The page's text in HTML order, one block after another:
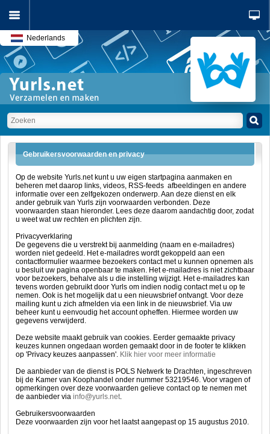
Nederlands
Gebruikersvoorwaarden en privacy
Op de website Yurls.net kunt u uw eigen startpagina aanmaken en
beheren met daarop links, videos, RSS-feeds afbeeldingen en andere
informatie over een zelfgekozen onderwerp. Aan deze dienst en elk
ander gebruik van Yurls zijn voorwaarden verbonden. Deze
voorwaarden staan hieronder. Lees deze daarom aandachtig door, zodat
u weet wat uw rechten en plichten zijn.
Privacyverklaring
De gegevens die u verstrekt bij aanmelding (naam en e-mailadres)
worden niet gedeeld. Het e-mailadres wordt gekoppeld aan een
contactformulier waarmee bezoekers contact met u kunnen opnemen als
u besluit uw pagina openbaar te maken. Het e-mailadres is niet zichtbaar
voor bezoekers, behalve als u die instelling wijzigt. Het e-mailadres kan
tevens worden gebruikt door Yurls om indien nodig contact met u op te
nemen. Ook is het mogelijk dat u een nieuwsbrief ontvangt. Voor deze
mailing kunt u zich afmelden via een link in de nieuwsbrief. Via uw
beheer kunt u eenvoudig het account opheffen. Hiermee worden uw
gegevens verwijderd.
Deze website maakt gebruik van cookies. Eerder gemaakte privacy
keuzes kunnen ongedaan worden gemaakt door in de footer te klikken
op 'Privacy keuzes aanpassen'. Klik hier voor meer informatie
De aanbieder van de dienst is POLS Netwerk te Drachten, ingeschreven
bij de Kamer van Koophandel onder nummer 53219546. Voor vragen of
opmerkingen over deze voorwaarden gelieve contact op te nemen met
de aanbieder via info@yurls.net.
Gebruikersvoorwaarden
Deze voorwaarden zijn voor het laatst aangepast op 15 augustus 2010.